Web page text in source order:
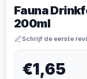
Fauna
200ml
Schrijf de eerste
€1,65